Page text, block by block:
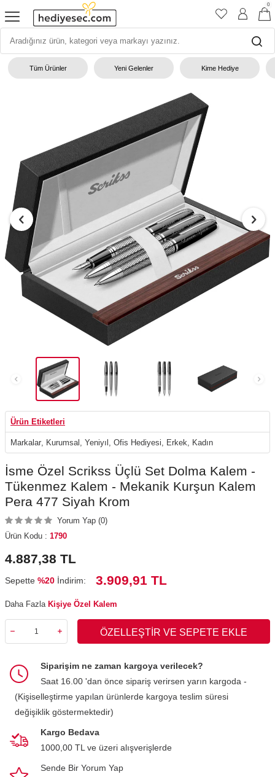
0
Tüm Ürünler Yeni Gelenler Kime Hediye
Ürün Etiketleri
Markalar Kurumsal Yeniyıl Ofis Hediyesi Erkek Kadın
İsme Özel Scrikss Üçlü Set Dolma Kalem -
Tükenmez Kalem - Mekanik Kurşun Kalem
Pera 477 Siyah Krom
Yorum Yap (0)
Ürün Kodu : 1790
4.887,38 TL
Sepette %20 İndirim: 3.909,91 TL
Daha Fazla Kişiye Özel Kalem
ÖZELLEŞTIR VE SEPETE EKLE
Siparişim ne zaman kargoya verilecek?
Saat 16.00 'dan önce sipariş verirsen yarın kargoda -
(Kişiselleştirme yapılan ürünlerde kargoya teslim süresi
değişiklik göstermektedir)
Kargo Bedava
1000,00 TL ve üzeri alışverişlerde
Sende Bir Yorum Yap